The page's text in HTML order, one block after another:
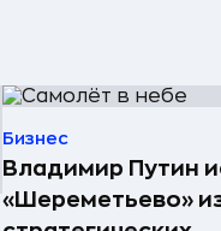
Бизнес
Владимир Путин
«Шереметьево»